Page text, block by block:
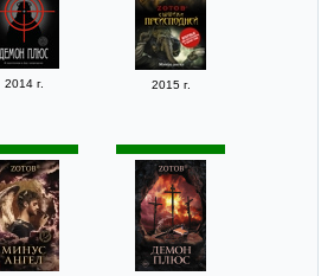
2014 г. 2015 г.